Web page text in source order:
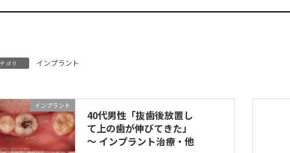
ゴリ インプラント
インプラント
40代男性「抜歯後放置し
て上の歯が伸びてきた」
～ インプラント治療・他